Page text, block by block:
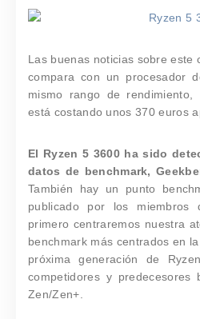
Las buenas noticias sobre este
compara con un procesador
mismo rango de rendimiento,
está costando unos 370 euros
El Ryzen 5 3600 ha sido
datos de benchmark,
También hay un punto
publicado por los miembros
primero centraremos nuestra
benchmark más centrados en
próxima generación de
competidores y predecesores
Zen/Zen+.